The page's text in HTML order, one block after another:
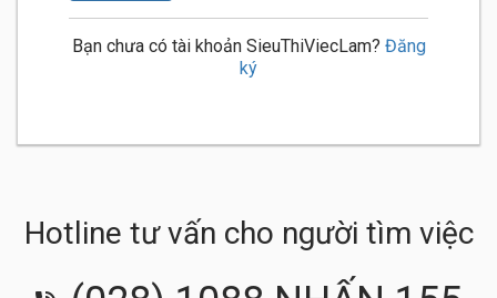
Bạn chưa có tài khoản SieuThiViecLam? Đăng
ký
Hotline tư vấn cho người tìm việc